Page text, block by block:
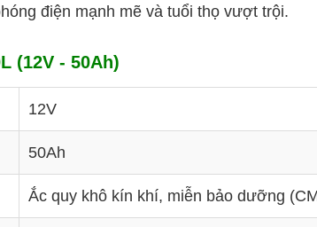
điện mạnh mẽ và tuổi thọ vượt trội.
(12V - 50Ah)
12V
50Ah
Ắc quy khô kín khí, miễn bảo dưỡng